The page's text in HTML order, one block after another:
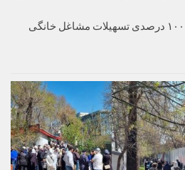
فرماندار تربت‌حیدریه از رشد ۱۰۰ درصدی تسهیلات مشاغل خانگی